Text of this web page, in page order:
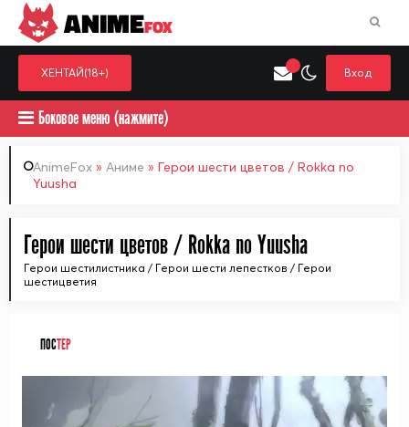
Выберите одну категорию для поиска
ANIMEFOX
ХЕНТАЙ(18+) Вход
Боковое меню (нажмите)
AnimeFox » Аниме » Герои шести цветов / Rokka no
Yuusha
Герои шести цветов / Rokka no Yuusha
Герои шестилистника / Герои шести лепестков / Герои
шестицветия
ПОСТЕР